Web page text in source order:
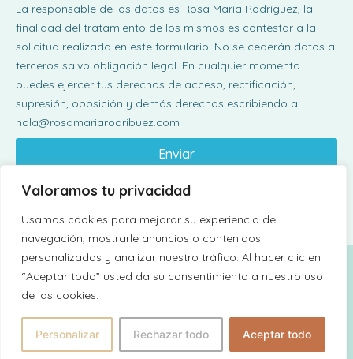
Valoramos tu privacidad
Usamos cookies para mejorar su experiencia de
navegación, mostrarle anuncios o contenidos
personalizados y analizar nuestro tráfico. Al hacer clic en
“Aceptar todo” usted da su consentimiento a nuestro uso
de las cookies.
Personalizar Rechazar todo Aceptar todo
La responsable de los datos es Rosa María Rodríguez, la
finalidad del tratamiento de los mismos es contestar a la
solicitud realizada en este formulario. No se cederán datos a
terceros salvo obligación legal. En cualquier momento
puedes ejercer tus derechos de acceso, rectificación,
supresión, oposición y demás derechos escribiendo a
hola@rosamariarodribuez.com
Enviar
Cocuna Marketing.